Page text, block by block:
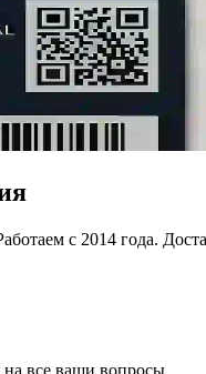
с 2014 года.